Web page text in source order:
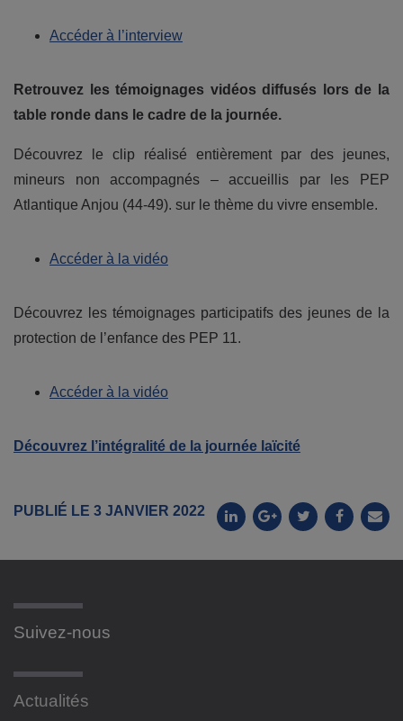
Accéder à l’interview
Retrouvez les témoignages vidéos diffusés lors de la
table ronde dans le cadre de la journée.
Découvrez le clip réalisé entièrement par des jeunes,
mineurs non accompagnés – accueillis par les PEP
Atlantique Anjou (44-49). sur le thème du vivre ensemble.
Accéder à la vidéo
Découvrez les témoignages participatifs des jeunes de la
protection de l’enfance des PEP 11.
Accéder à la vidéo
Découvrez l’intégralité de la journée laïcité
PUBLIÉ LE 3 JANVIER 2022
Suivez-nous
Actualités